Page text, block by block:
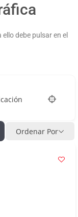
debe pulsar en el
Ordenar Por